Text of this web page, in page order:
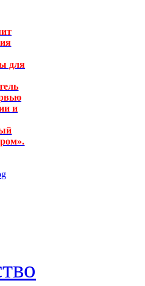
для
и